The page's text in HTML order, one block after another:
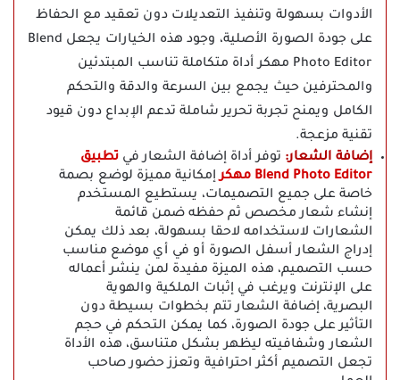
الأدوات بسهولة وتنفيذ التعديلات دون تعقيد مع الحفاظ
على جودة الصورة الأصلية، وجود هذه الخيارات يجعل Blend
Photo Editor مهكر أداة متكاملة تناسب المبتدئين
والمحترفين حيث يجمع بين السرعة والدقة والتحكم
الكامل ويمنح تجربة تحرير شاملة تدعم الإبداع دون قيود
تقنية مزعجة.
إضافة الشعار: توفر أداة إضافة الشعار في تطبيق
Blend Photo Editor مهكر
إمكانية مميزة لوضع بصمة
خاصة على جميع التصميمات، يستطيع المستخدم
إنشاء شعار مخصص ثم حفظه ضمن قائمة
الشعارات لاستخدامه لاحقا بسهولة، بعد ذلك يمكن
إدراج الشعار أسفل الصورة أو في أي موضع مناسب
حسب التصميم، هذه الميزة مفيدة لمن ينشر أعماله
على الإنترنت ويرغب في إثبات الملكية والهوية
البصرية، إضافة الشعار تتم بخطوات بسيطة دون
التأثير على جودة الصورة، كما يمكن التحكم في حجم
الشعار وشفافيته ليظهر بشكل متناسق، هذه الأداة
تجعل التصميم أكثر احترافية وتعزز حضور صاحب